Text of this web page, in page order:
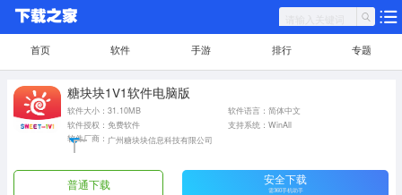
首页 软件 手游 排行 专题
糖块块1V1软件电脑版
软件大小：31.10MB
软件语言：简体中文
软件授权：免费软件
支持系统：WinAll
软件厂商： 广州糖块块信息科技有限公司
普通下载 安全下载
需360手机助手